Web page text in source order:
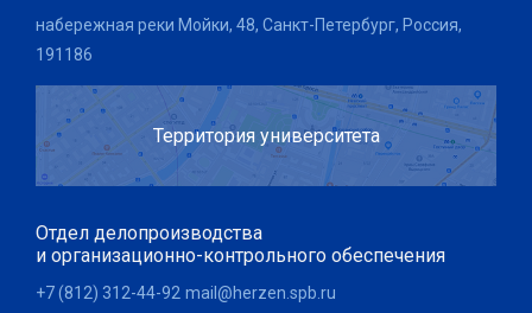
набережная реки Мойки, 48, Санкт-Петербург, Россия,
191186
Территория университета
Отдел делопроизводства
и организационно-контрольного обеспечения
+7 (812) 312-44-92 mail@herzen.spb.ru